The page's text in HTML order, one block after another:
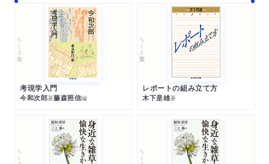
ちくま文庫
考現学入門
今和次郎著藤森照信編
ちくま学芸文庫
レポートの組み立て方
木下是雄著
ちくま文庫 ちくま文庫